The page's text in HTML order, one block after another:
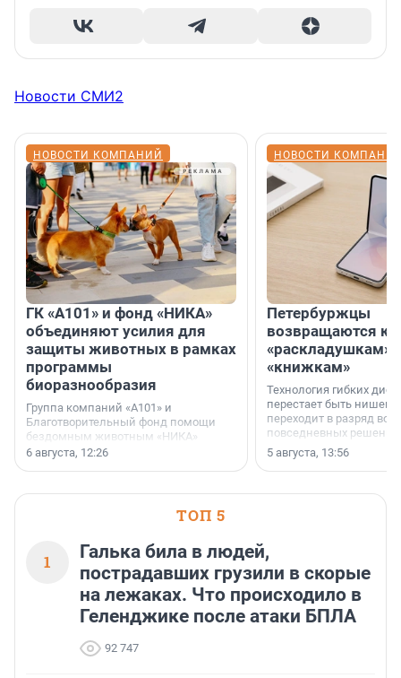
Новости СМИ2
НОВОСТИ КОМПАНИЙ
ГК «А101» и фонд «НИКА»
объединяют усилия для
защиты животных в рамках
программы
биоразнообразия
Группа компаний «А101» и
Благотворительный фонд помощи
бездомным животным «НИКА»
заключили соглашение о
6 августа, 12:26
НОВОСТИ
Петербуржцы
возвращаются к
«раскладушкам»
«книжкам»
Технология гибких
перестает быть
переходит в разряд
повседневных
5 августа, 13:56
ТОП 5
1
Галька била в людей,
пострадавших грузили в скорые
на лежаках. Что происходило в
Геленджике после атаки БПЛА
92 747